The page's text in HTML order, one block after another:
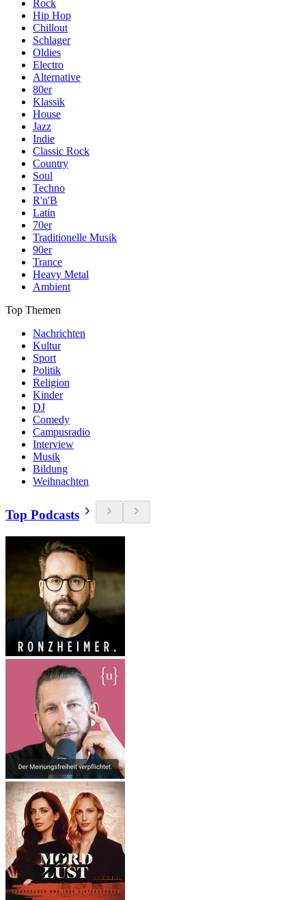
Rock
Hip Hop
Chillout
Schlager
Oldies
Electro
Alternative
80er
Klassik
House
Jazz
Indie
Classic Rock
Country
Soul
Techno
R'n'B
Latin
70er
Traditionelle Musik
90er
Trance
Heavy Metal
Ambient
Top Themen
Nachrichten
Kultur
Sport
Politik
Religion
Kinder
DJ
Comedy
Campusradio
Interview
Musik
Bildung
Weihnachten
Top Podcasts